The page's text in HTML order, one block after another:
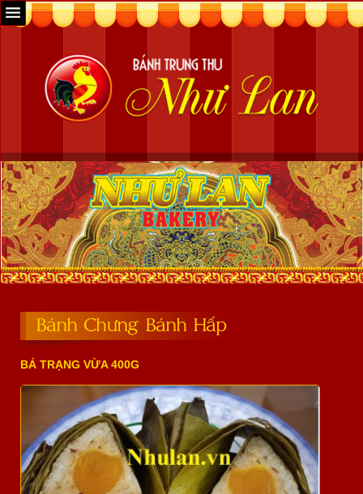
Bánh Chưng Bánh Hấp
BÁ TRẠNG VỪA 400G